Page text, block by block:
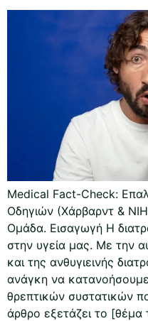
Medical Fact-Check:
Οδηγιών (Χάρβαρντ &
Ομάδα. Εισαγωγή Η
στην υγεία μας. Με την
και της ανθυγιεινής
ανάγκη να
θρεπτικών συστατικών
άρθρο εξετάζει το